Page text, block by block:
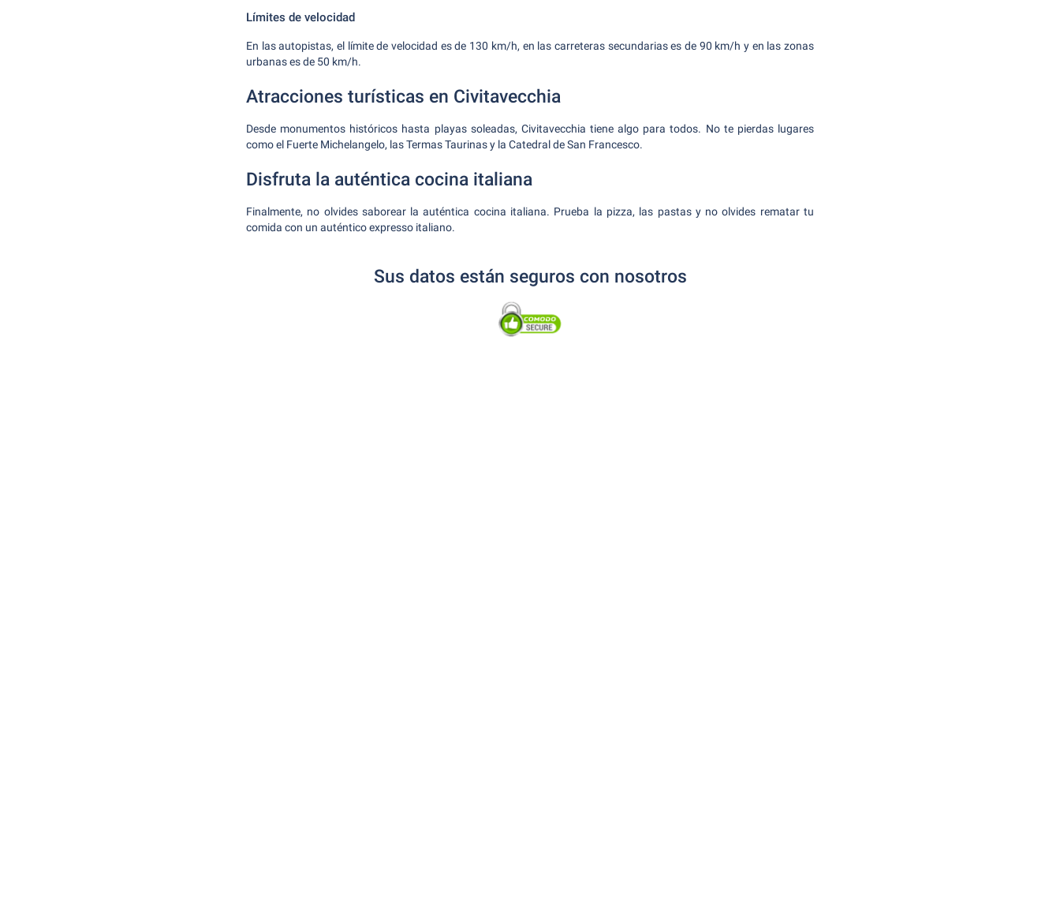
Límites de velocidad
En las autopistas, el límite de velocidad es de 130 km/h, en las carreteras secundarias es de 90 km/h y en las zonas
urbanas es de 50 km/h.
Atracciones turísticas en Civitavecchia
Desde monumentos históricos hasta playas soleadas, Civitavecchia tiene algo para todos. No te pierdas lugares
como el Fuerte Michelangelo, las Termas Taurinas y la Catedral de San Francesco.
Disfruta la auténtica cocina italiana
Finalmente, no olvides saborear la auténtica cocina italiana. Prueba la pizza, las pastas y no olvides rematar tu
comida con un auténtico expresso italiano.
Sus datos están seguros con nosotros